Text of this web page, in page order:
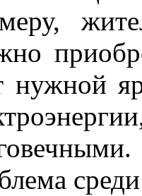
нужной